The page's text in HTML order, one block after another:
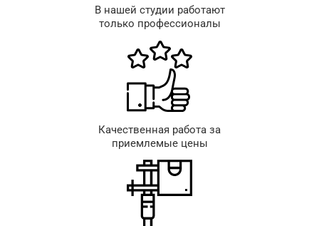
В нашей студии работают
только профессионалы
Качественная работа за
приемлемые цены